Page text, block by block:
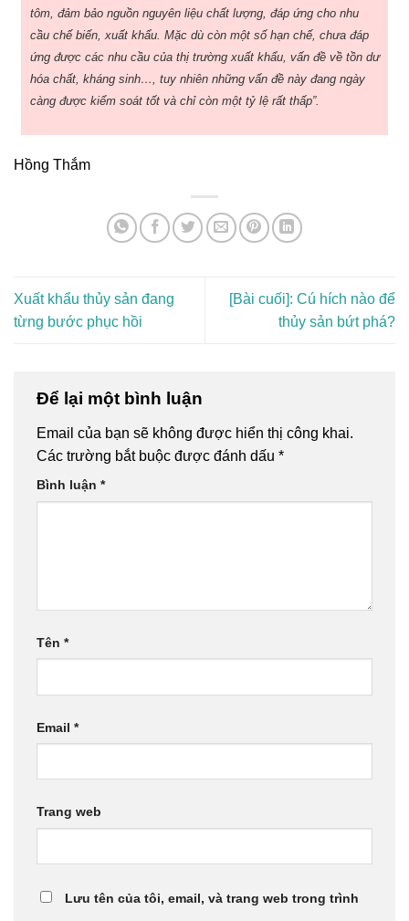
tôm, đảm bảo nguồn nguyên liệu chất lượng, đáp ứng cho nhu
cầu chế biến, xuất khẩu. Mặc dù còn một số hạn chế, chưa đáp
ứng được các nhu cầu của thị trường xuất khẩu, vấn đề về tồn dư
hóa chất, kháng sinh…, tuy nhiên những vấn đề này đang ngày
càng được kiểm soát tốt và chỉ còn một tỷ lệ rất thấp”.
Hồng Thắm
Xuất khẩu thủy sản đang
từng bước phục hồi
[Bài cuối]: Cú hích nào để
thủy sản bứt phá?
Để lại một bình luận
Email của bạn sẽ không được hiển thị công khai.
Các trường bắt buộc được đánh dấu *
Bình luận *
Tên *
Email *
Trang web
Lưu tên của tôi, email, và trang web trong trình